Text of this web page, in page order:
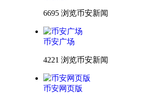
6695 浏览币安新闻
币安广场
4221 浏览币安新闻
币安网页版